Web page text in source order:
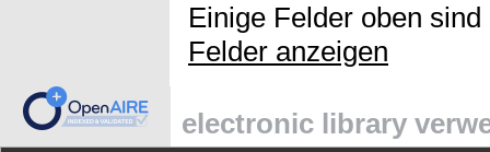
Einige Felder oben
Felder anzeigen
electronic library